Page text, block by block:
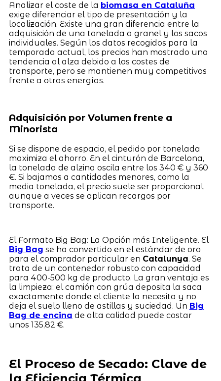
Analizar el coste de la biomasa en Cataluña
exige diferenciar el tipo de presentación y la
localización. Existe una gran diferencia entre la
adquisición de una tonelada a granel y los sacos
individuales. Según los datos recogidos para la
temporada actual, los precios han mostrado una
tendencia al alza debido a los costes de
transporte, pero se mantienen muy competitivos
frente a otras energías.
Adquisición por Volumen frente a
Minorista
Si se dispone de espacio, el pedido por tonelada
maximiza el ahorro. En el cinturón de Barcelona,
la tonelada de alzina oscila entre los 340 € y 360
€. Si bajamos a cantidades menores, como la
media tonelada, el precio suele ser proporcional,
aunque a veces se aplican recargos por
transporte.
El Formato Big Bag: La Opción más Inteligente. El
Big Bag se ha convertido en el estándar de oro
para el comprador particular en Catalunya. Se
trata de un contenedor robusto con capacidad
para 400-500 kg de producto. La gran ventaja es
la limpieza: el camión con grúa deposita la saca
exactamente donde el cliente la necesita y no
deja el suelo lleno de astillas y suciedad. Un Big
Bag de encina de alta calidad puede costar
unos 135,82 €.
El Proceso de Secado: Clave de
la Eficiencia Térmica